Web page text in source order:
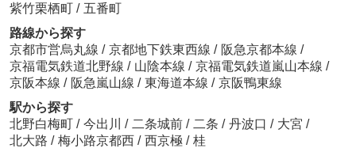
紫竹栗栖町 / 五番町
路線から探す
京都市営烏丸線 / 京都地下鉄東西線 / 阪急京都本線 /
京福電気鉄道北野線 / 山陰本線 / 京福電気鉄道嵐山本線 /
京阪本線 / 阪急嵐山線 / 東海道本線 / 京阪鴨東線
駅から探す
北野白梅町 / 今出川 / 二条城前 / 二条 / 丹波口 / 大宮 /
北大路 / 梅小路京都西 / 西京極 / 桂